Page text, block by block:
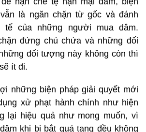
là ngăn chặn từ gốc và đánh
tế của những người mua dâm.
đứng chủ chứa và những đối
đối tượng này không còn thì
ít đi.
những biện pháp giải quyết mới
xử phạt hành chính như hiện
lại hiệu quả như mong muốn, vì
khi bị bắt quả tang đều không